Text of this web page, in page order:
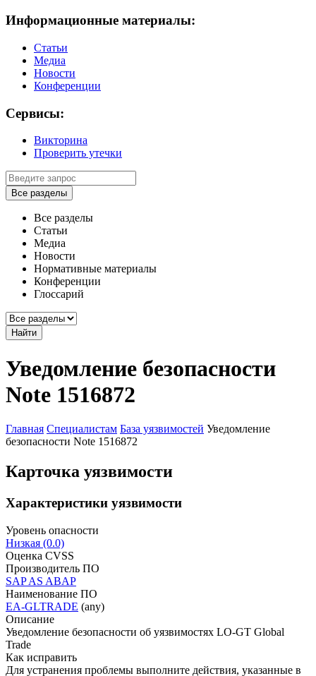
Информационные материалы:
Статьи
Медиа
Новости
Конференции
Сервисы:
Викторина
Проверить утечки
Все разделы
Все разделы
Статьи
Медиа
Новости
Нормативные материалы
Конференции
Глоссарий
Найти
Уведомление безопасности
Note 1516872
Главная Специалистам База уязвимостей Уведомление
безопасности Note 1516872
Карточка уязвимости
Характеристики уязвимости
Уровень опасности
Низкая (0.0)
Оценка CVSS
Производитель ПО
SAP AS ABAP
Наименование ПО
EA-GLTRADE (any)
Описание
Уведомление безопасности об уязвимостях LO-GT Global
Trade
Как исправить
Для устранения проблемы выполните действия, указанные в